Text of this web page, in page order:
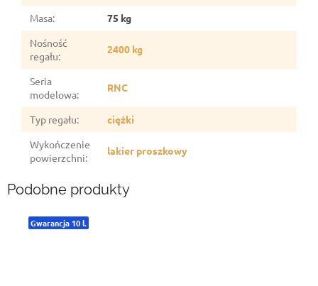
Masa:
75 kg
Nośność
regału:
2400 kg
Seria
modelowa:
RNC
Typ regału:
ciężki
Wykończenie
powierzchni:
lakier proszkowy
Podobne produkty
Gwarancja 10 l.